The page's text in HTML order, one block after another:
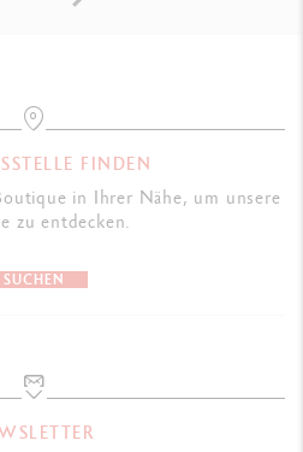
454.344
FINDEN
in Ihrer Nähe, um unsere
zu entdecken.
SUCHEN